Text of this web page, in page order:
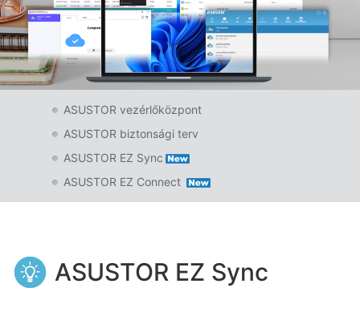
ASUSTOR vezérlőközpont
ASUSTOR biztonsági terv
ASUSTOR EZ Sync
ASUSTOR EZ Connect
ASUSTOR EZ Sync